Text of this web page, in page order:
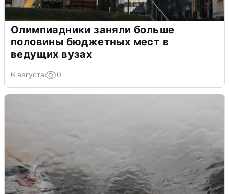
Олимпиадники заняли больше
половины бюджетных мест в
ведущих вузах
6 августа 0